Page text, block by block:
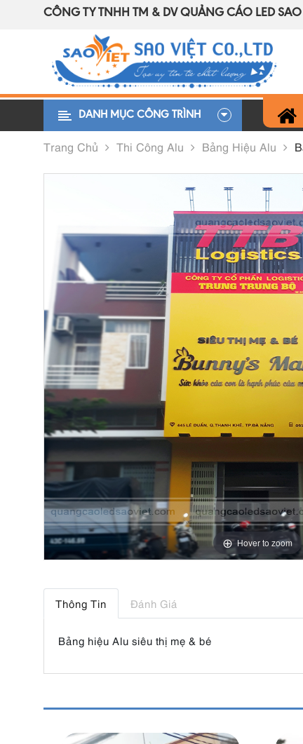
CÔNG TY TNHH TM & DV QUẢNG CÁO LED SAO
DANH MỤC CÔNG TRÌNH
Trang Chủ Thi Công Alu Bảng Hiệu Alu
Hover to zoom
Thông Tin Đánh Giá
Bảng hiệu Alu siêu thị mẹ & bé